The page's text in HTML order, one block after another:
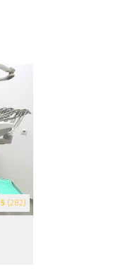
5 (282)